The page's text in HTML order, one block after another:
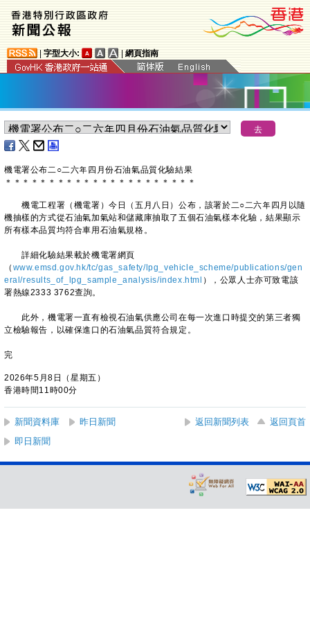
字型大小: 網頁指南
機電署公布二○二六年四月份石油氣品質化驗結果
＊ ＊ ＊ ＊ ＊ ＊ ＊ ＊ ＊ ＊ ＊ ＊ ＊ ＊ ＊ ＊ ＊ ＊ ＊ ＊ ＊ ＊
機電工程署（機電署）今日（五月八日）公布，該署於二○二六年四月以隨
機抽樣的方式從石油氣加氣站和儲藏庫抽取了五個石油氣樣本化驗，結果顯示
所有樣本品質均符合車用石油氣規格。
詳細化驗結果載於機電署網頁
（ www.emsd.gov.hk/tc/gas_safety/lpg_vehicle_scheme/publications/gen
eral/results_of_lpg_sample_analysis/index.html ），公眾人士亦可致電該
署熱線2333 3762查詢。
此外，機電署一直有檢視石油氣供應公司在每一次進口時提交的第三者獨
立檢驗報告，以確保進口的石油氣品質符合規定。
完
2026年5月8日（星期五）
香港時間11時00分
新聞資料庫 昨日新聞 返回新聞列表
返回頁首
即日新聞